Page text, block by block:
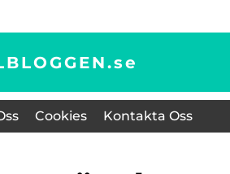
se
Cookies Kontakta Oss